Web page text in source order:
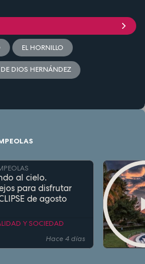
EL HORNILLO
DIOS HERNÁNDEZ
al cielo.
para disfrutar
de agosto
Y SOCIEDAD
Hace 4 días